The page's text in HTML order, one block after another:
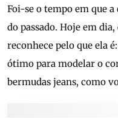
Foi-se o tempo em que
do passado. Hoje em
reconhece pelo que ela
ótimo para modelar o
bermudas jeans, como